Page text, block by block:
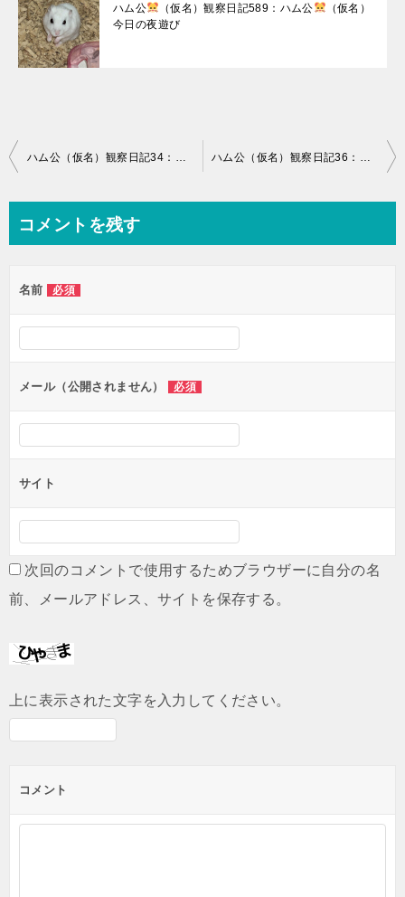
ハム公 （仮名）観察日記589：ハム公
（仮名）
今日の夜遊び
投
ビ
ー
シ
ン
ハム公（仮名）観察日記34：ドライフルーツを食べたよ！ ハム公（仮名）観察日記36：ダメだこりゃ・・・
コメントを残す
名前 必須
メール（公開されません） 必須
サイト
次回のコメントで使用するためブラウザーに自分の名
前、メールアドレス、サイトを保存する。
上に表示された文字を入力してください。
コメント